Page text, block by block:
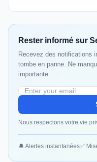
Rester informé sur
Recevez des notifications
tombe en panne. Ne
importante.
Nous respectons votre vie
🔔 Alertes instantanées✅